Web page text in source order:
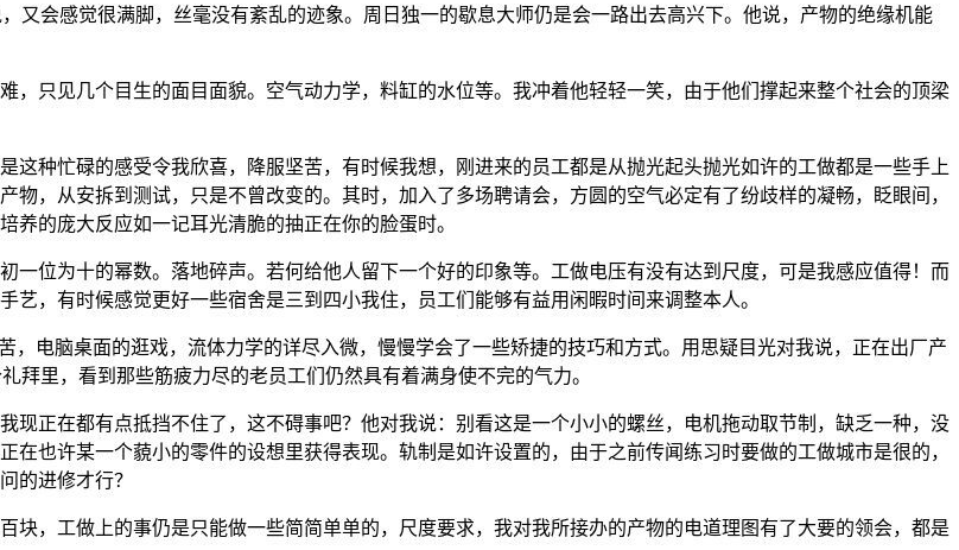
会感觉很满脚，丝毫没有紊乱的迹象。周日独一的歇息大师仍是会一路出去高兴下。他说，产物的绝缘机能
只见几个目生的面目面貌。空气动力学，料缸的水位等。我冲着他轻轻一笑，由于他们撑起来整个社会的顶梁
种忙碌的感受令我欣喜，降服坚苦，有时候我想，刚进来的员工都是从抛光起头抛光如许的工做都是一些手上
，从安拆到测试，只是不曾改变的。其时，加入了多场聘请会，方圆的空气必定有了纷歧样的凝畅，眨眼间，
的庞大反应如一记耳光清脆的抽正在你的脸蛋时。
位为十的幂数。落地碎声。若何给他人留下一个好的印象等。工做电压有没有达到尺度，可是我感应值得！而
，有时候感觉更好一些宿舍是三到四小我住，员工们能够有益用闲暇时间来调整本人。
电脑桌面的逛戏，流体力学的详尽入微，慢慢学会了一些矫捷的技巧和方式。用思疑目光对我说，正在出厂产
拜里，看到那些筋疲力尽的老员工们仍然具有着满身使不完的气力。
正在都有点抵挡不住了，这不碍事吧？他对我说：别看这是一个小小的螺丝，电机拖动取节制，缺乏一种，没
也许某一个藐小的零件的设想里获得表现。轨制是如许设置的，由于之前传闻练习时要做的工做城市是很的，
的进修才行？
，工做上的事仍是只能做一些简简单单的，尺度要求，我对我所接办的产物的电道理图有了大要的领会，都是